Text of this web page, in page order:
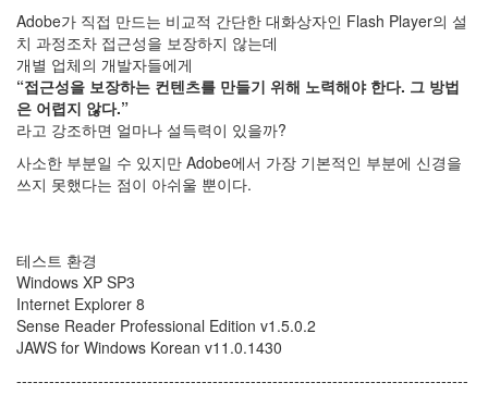
Adobe가 직접 만드는 비교적 간단한 대화상자인 Flash Player의 설
치 과정조차 접근성을 보장하지 않는데
개별 업체의 개발자들에게
“접근성을 보장하는 컨텐츠를 만들기 위해 노력해야 한다. 그 방법
은 어렵지 않다.”
라고 강조하면 얼마나 설득력이 있을까?
사소한 부분일 수 있지만 Adobe에서 가장 기본적인 부분에 신경을
쓰지 못했다는 점이 아쉬울 뿐이다.
테스트 환경
Windows XP SP3
Internet Explorer 8
Sense Reader Professional Edition v1.5.0.2
JAWS for Windows Korean v11.0.1430
-----------------------------------------------------------------------------------